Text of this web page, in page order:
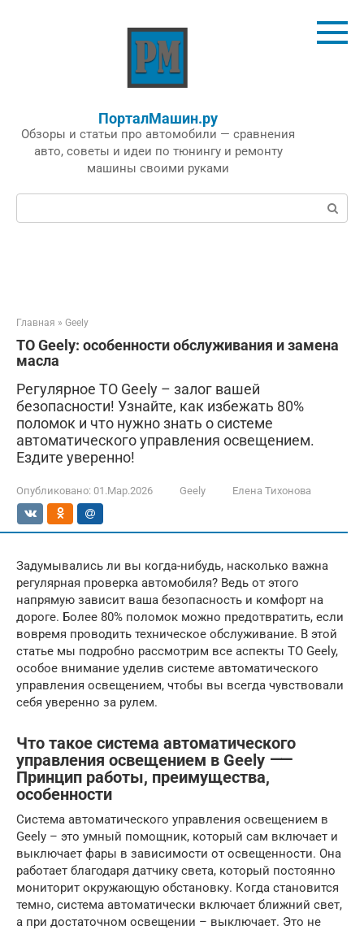
ПорталМашин.ру
Обзоры и статьи про автомобили — сравнения
авто, советы и идеи по тюнингу и ремонту
машины своими руками
Поиск:
Главная » Geely
ТО Geely: особенности обслуживания и замена
масла
Регулярное ТО Geely – залог вашей
безопасности! Узнайте, как избежать 80%
поломок и что нужно знать о системе
автоматического управления освещением.
Ездите уверенно!
Опубликовано: 01.Мар.2026 Geely Елена Тихонова
Задумывались ли вы когда-нибудь, насколько важна
регулярная проверка автомобиля? Ведь от этого
напрямую зависит ваша безопасность и комфорт на
дороге. Более 80% поломок можно предотвратить, если
вовремя проводить техническое обслуживание. В этой
статье мы подробно рассмотрим все аспекты ТО Geely,
особое внимание уделив системе автоматического
управления освещением, чтобы вы всегда чувствовали
себя уверенно за рулем.
Что такое система автоматического
управления освещением в Geely ⸺
Принцип работы, преимущества,
особенности
Система автоматического управления освещением в
Geely – это умный помощник, который сам включает и
выключает фары в зависимости от освещенности. Она
работает благодаря датчику света, который постоянно
мониторит окружающую обстановку. Когда становится
темно, система автоматически включает ближний свет,
а при достаточном освещении – выключает. Это не